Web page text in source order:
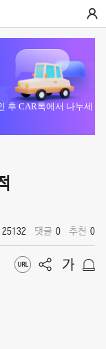
후 CAR톡에서 나누세
25132 댓글 0 추천 0